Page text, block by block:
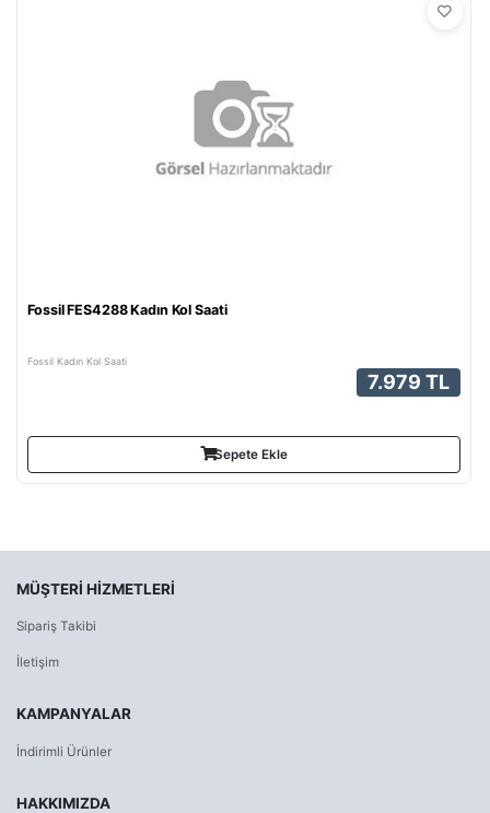
Fossil FES4288 Kadın Kol Saati
Fossil Kadın Kol Saati
7.979 TL
Sepete Ekle
MÜŞTERI HIZMETLERI
Sipariş Takibi
İletişim
KAMPANYALAR
İndirimli Ürünler
HAKKIMIZDA